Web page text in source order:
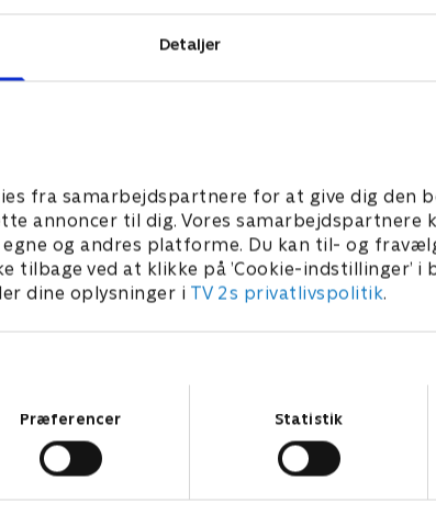
Detaljer
fra samarbejdspartnere for at give dig den
annoncer til dig. Vores samarbejdspartnere
og andres platforme. Du kan til- og
ved at klikke på ’Cookie-indstillinger’ i
dine oplysninger i TV 2s privatlivspolitik.
Præferencer Statistik
hus på landet.
Stor og Lille bor i et hus på